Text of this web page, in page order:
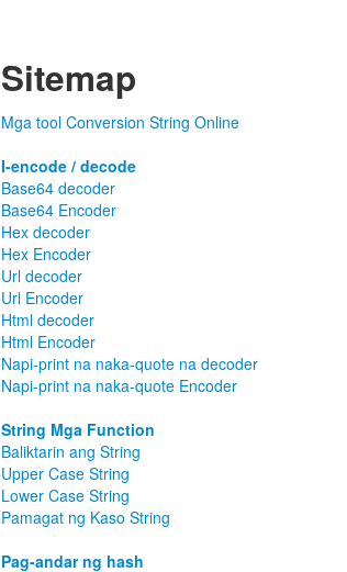
Sitemap
Mga tool Conversion String Online
I-encode / decode
Base64 decoder
Base64 Encoder
Hex decoder
Hex Encoder
Url decoder
Url Encoder
Html decoder
Html Encoder
Napi-print na naka-quote na decoder
Napi-print na naka-quote Encoder
String Mga Function
Baliktarin ang String
Upper Case String
Lower Case String
Pamagat ng Kaso String
Pag-andar ng hash